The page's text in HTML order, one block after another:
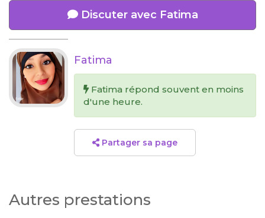
Discuter avec Fatima
Fatima
Fatima répond souvent en moins
d'une heure.
Partager sa page
Autres prestations